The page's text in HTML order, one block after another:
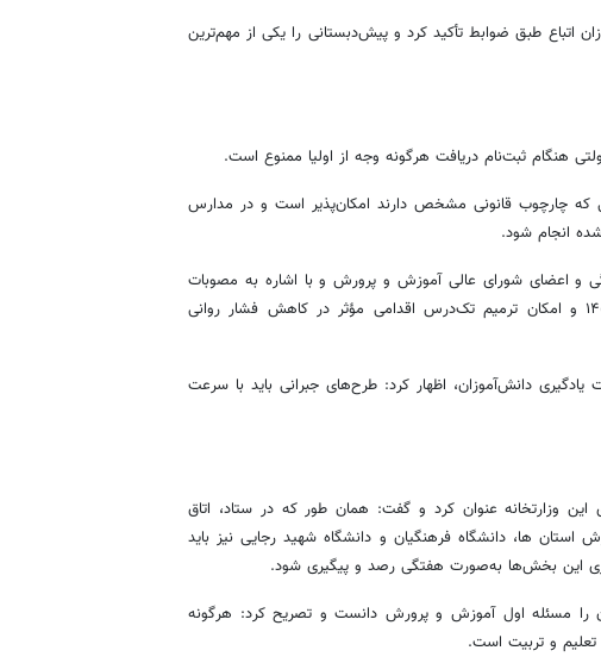
اتباع طبق ضوابط تأکید کرد و پیش‌دبستانی را یکی از مهم‌ترین
هنگام ثبت‌نام دریافت هرگونه وجه از اولیا ممنوع است.
که چارچوب قانونی مشخص دارند امکان‌پذیر است و در مدارس
انجام شود.
و اعضای شورای عالی آموزش و پرورش و با اشاره به مصوبات
اخیر، گفت: تأثیر مثبت پایه یازدهم در کنکور ۱۴۰۵ و امکان ترمیم تک‌درس اقدامی مؤثر در کاهش فشار روانی
دانش‌آموزان، اظهار کرد: طرح‌های جبرانی باید با سرعت
این وزارتخانه عنوان کرد و گفت: همان طور که در ستاد، اتاق
ها، دانشگاه فرهنگیان و دانشگاه شهید رجایی نیز باید
این بخش‌ها به‌صورت هفتگی رصد و پیگیری شود.
را مسئله اول آموزش و پرورش دانست و تصریح کرد: هرگونه
و تربیت است.